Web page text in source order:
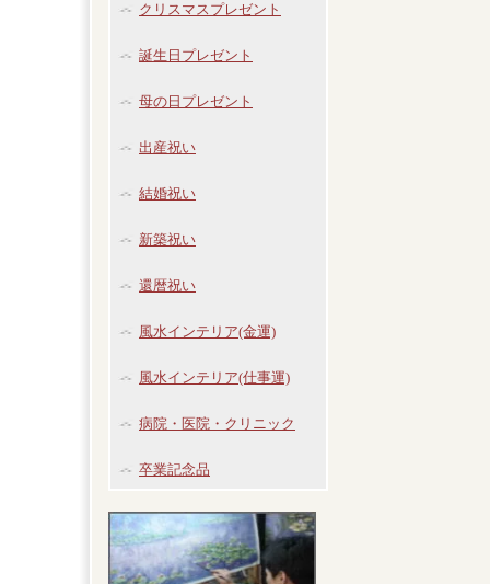
クリスマスプレゼント
誕生日プレゼント
母の日プレゼント
出産祝い
結婚祝い
新築祝い
還暦祝い
風水インテリア(金運)
風水インテリア(仕事運)
病院・医院・クリニック
卒業記念品